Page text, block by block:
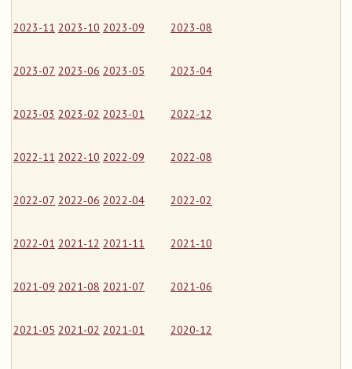
2023-11 2023-10 2023-09 2023-08
2023-07 2023-06 2023-05 2023-04
2023-03 2023-02 2023-01 2022-12
2022-11 2022-10 2022-09 2022-08
2022-07 2022-06 2022-04 2022-02
2022-01 2021-12 2021-11 2021-10
2021-09 2021-08 2021-07 2021-06
2021-05 2021-02 2021-01 2020-12